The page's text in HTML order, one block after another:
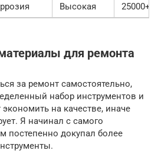
Высокая
25000+
для ремонта
за ремонт самостоятельно,
набор инструментов и
на качестве, иначе
Я начинал с самого
постепенно докупал более